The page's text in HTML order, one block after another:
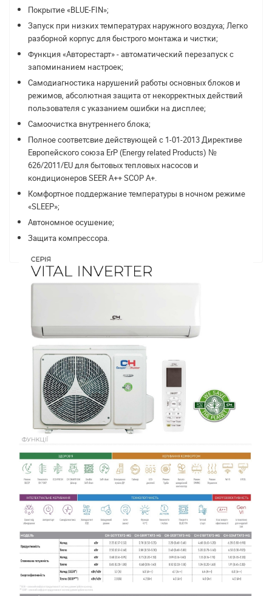
Покрытие «BLUE-FIN»;
Запуск при низких температурах наружного воздуха; Легко
разборной корпус для быстрого монтажа и чистки;
Функция «Авторестарт» - автоматический перезапуск с
запоминанием настроек;
Самодиагностика нарушений работы основных блоков и
режимов, абсолютная защита от некорректных действий
пользователя с указанием ошибки на дисплее;
Самоочистка внутреннего блока;
Полное соответсвие действующей c 1-01-2013 Директиве
Европейского союза ErP (Energy related Products) №
626/2011/EU для бытовых тепловых насосов и
кондиционеров SEER A++ SCOP A+.
Комфортное поддержание температуры в ночном режиме
«SLEEP»;
Автономное осушение;
Защита компрессора.